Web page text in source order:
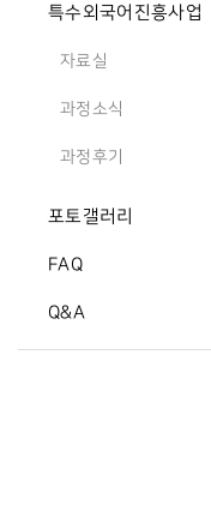
특수외국어진흥사업
자료실
과정소식
과정후기
포토갤러리
FAQ
Q&A